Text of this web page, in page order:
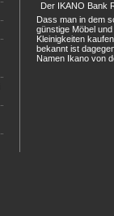
Der IKANO Bank
Dass man in dem
günstige Möbel
Kleinigkeiten
bekannt ist
Namen Ikano von